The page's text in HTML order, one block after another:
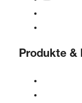
Produkte &